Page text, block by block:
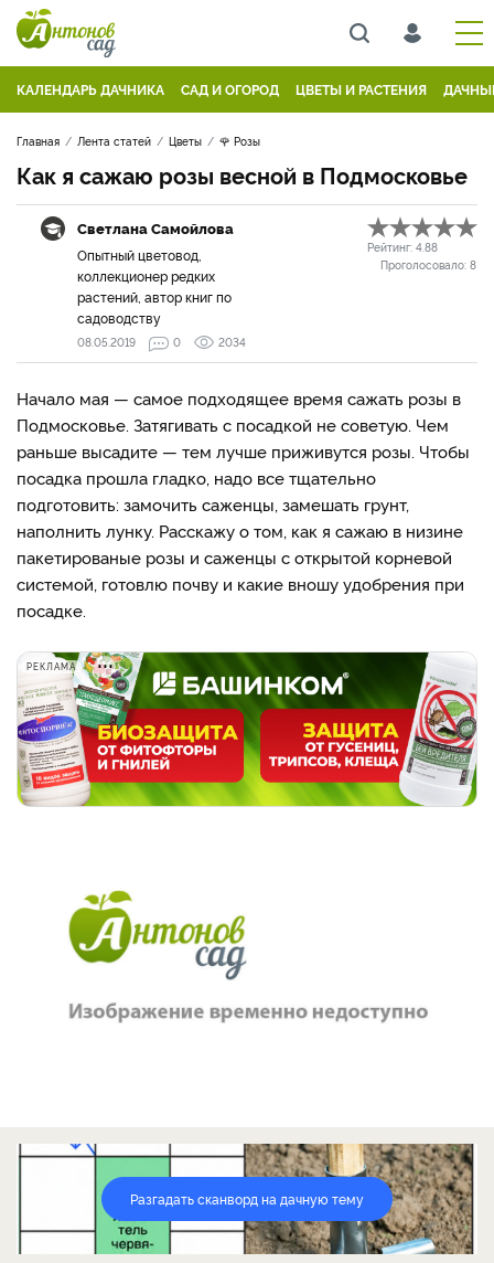
КАЛЕНДАРЬ ДАЧНИКА САД И ОГОРОД ЦВЕТЫ И РАСТЕНИЯ
Главная Лента статей Цветы 🌹 Розы
Как я сажаю розы весной в Подмосковье
Светлана Самойлова
Опытный цветовод,
коллекционер редких
растений, автор книг по
садоводству
Рейтинг: 4.88
Проголосовало: 8
08.05.2019 0 2034
Начало мая — самое подходящее время сажать розы в
Подмосковье. Затягивать с посадкой не советую. Чем
раньше высадите — тем лучше приживутся розы. Чтобы
посадка прошла гладко, надо все тщательно
подготовить: замочить саженцы, замешать грунт,
наполнить лунку. Расскажу о том, как я сажаю в низине
пакетированые розы и саженцы с открытой корневой
системой, готовлю почву и какие вношу удобрения при
посадке.
РЕКЛАМА
Разгадать сканворд на дачную тему